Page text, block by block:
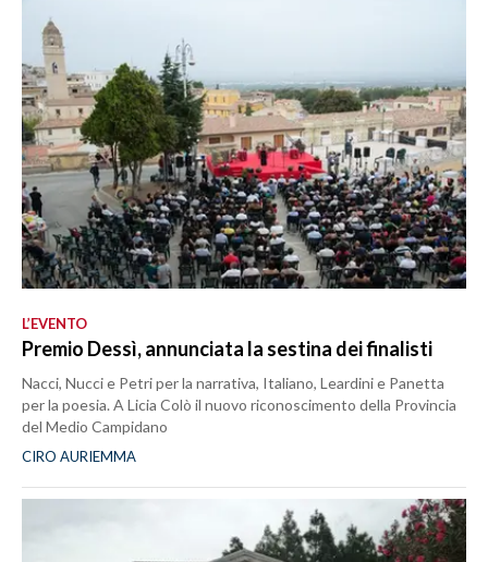
L’EVENTO
Premio Dessì, annunciata la sestina dei finalisti
Nacci, Nucci e Petri per la narrativa, Italiano, Leardini e Panetta
per la poesia. A Licia Colò il nuovo riconoscimento della Provincia
del Medio Campidano
CIRO AURIEMMA